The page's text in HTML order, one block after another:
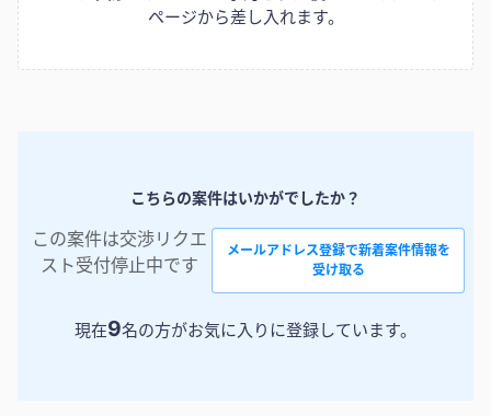
ページから差し入れます。
こちらの案件はいかがでしたか？
この案件は交渉リクエ
スト受付停止中です
メールアドレス登録で新着案件情報を
受け取る
現在9名の方がお気に入りに登録しています。